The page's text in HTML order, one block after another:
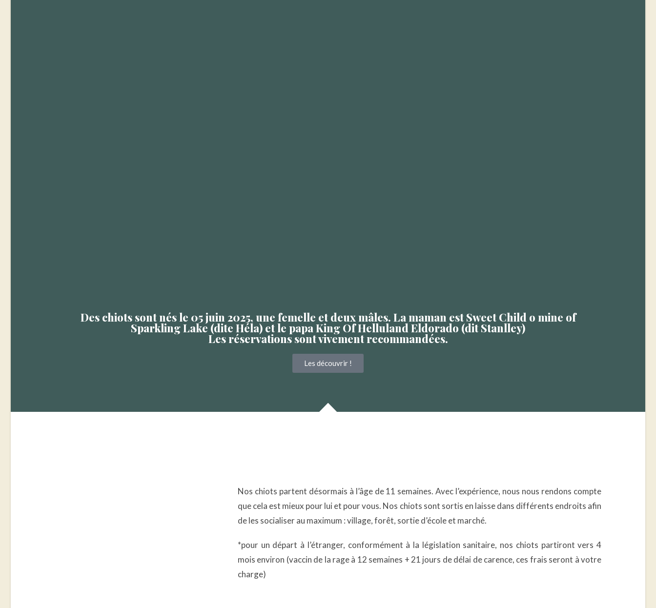
Des chiots sont nés le 05 juin 2025, une femelle et deux mâles. La maman est Sweet Child o mine of
Sparkling Lake (dite Héla) et le papa King Of Helluland Eldorado (dit Stanlley)
Les réservations sont vivement recommandées.
Les découvrir !
Nos chiots partent désormais à l’âge de 11 semaines. Avec l’expérience, nous nous rendons compte
que cela est mieux pour lui et pour vous. Nos chiots sont sortis en laisse dans différents endroits afin
de les socialiser au maximum : village, forêt, sortie d’école et marché.
*pour un départ à l’étranger, conformément à la législation sanitaire, nos chiots partiront vers 4
mois environ (vaccin de la rage à 12 semaines + 21 jours de délai de carence, ces frais seront à votre
charge)